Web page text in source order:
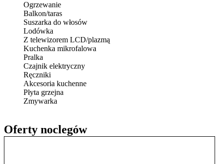
Oferty noclegów
Ogrzewanie
Balkon/taras
Suszarka do włosów
Lodówka
Z telewizorem LCD/plazmą
Kuchenka mikrofalowa
Pralka
Czajnik elektryczny
Ręczniki
Akcesoria kuchenne
Płyta grzejna
Zmywarka